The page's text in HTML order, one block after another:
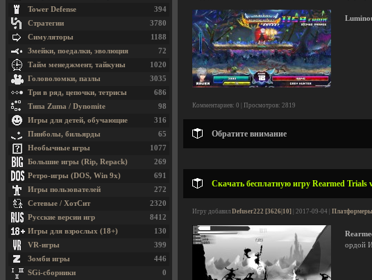
Комментариев: 0 | Просмотров: 2819
Обратите внимание
Скачать бесплатную игру Rearmed Trials
Игру добавил Defuser222 [3626|10] | 2017-09-04 |
ордой
394
Tower Defense
3780
Стратегии
1188
Симуляторы
72
Змейки, поедалки, эволюция
1020
Тайм менеджмент, тайкуны
3035
Головоломки, пазлы
686
Три в ряд, цепочки, тетрисы
98
Типа Zuma / Dynomite
316
Игры для детей, обучающие
65
Пинболы, бильярды
1077
Необычные игры
269
Большие игры (Rip, Repack)
691
Ретро-игры (DOS, Win 9x)
272
Игры пользователей
2320
Сетевые / ХотСит
8412
Русские версии игр
130
Игры для взрослых (18+)
399
VR-игры
446
Зомби игры
0
SGi-сборники